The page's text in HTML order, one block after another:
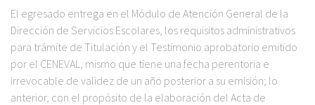
El egresado entrega en el Módulo de Atención General de la
Dirección de Servicios Escolares, los requisitos administrativos
para trámite de Titulación y el Testimonio aprobatorio emitido
por el CENEVAL, mismo que tiene una fecha perentoria e
irrevocable de validez de un año posterior a su emisión; lo
anterior, con el propósito de la elaboración del Acta de